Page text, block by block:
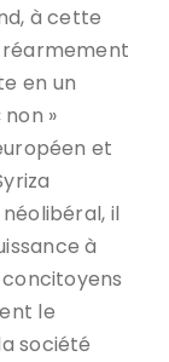
à cette
réarmement
en un
»
et
il
à
le
société